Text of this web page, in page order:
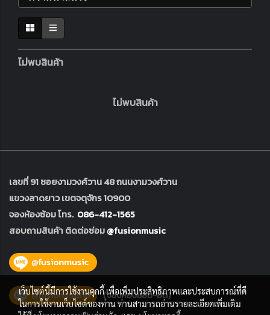
ไม่พบสินค้า
ไม่พบสินค้า
เลขที่ 91 ซอยงามวงศ์วาน 48 ถนนงามวงศ์วาน
แขวงลาดยาว เขตจตุจักร 10900
จองห้องซ้อม โทร. 086-412-1565
สอบถามสินค้า ติดต่อซ่อม@fusionmusic
เว็บไซต์นี้มีการใช้งานคุกกี้ เพื่อเพิ่มประสิทธิภาพและประสบการณ์ที่ดี
ในการใช้งานเว็บไซต์ของท่าน ท่านสามารถอ่านรายละเอียดเพิ่มเติม